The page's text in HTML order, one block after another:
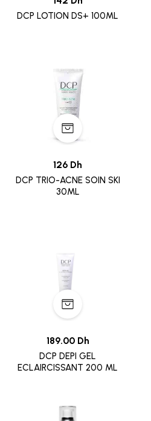
DCP LOTION DS+ 100ML
126 Dh
DCP TRIO-ACNE SOIN SKI
30ML
189.00 Dh
DCP DEPI GEL
ECLAIRCISSANT 200 ML